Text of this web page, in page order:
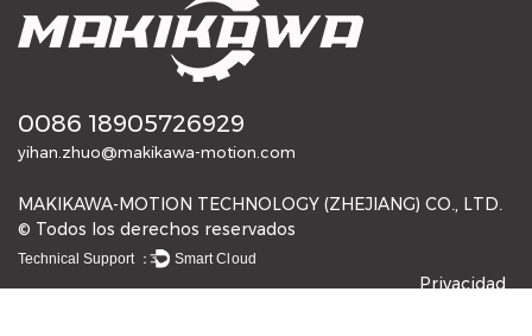
0086 18905726929
yihan.zhuo@makikawa-motion.com
MAKIKAWA-MOTION TECHNOLOGY (ZHEJIANG) CO., LTD.
© Todos los derechos reservados
Technical Support ： Smart Cloud
Privacidad